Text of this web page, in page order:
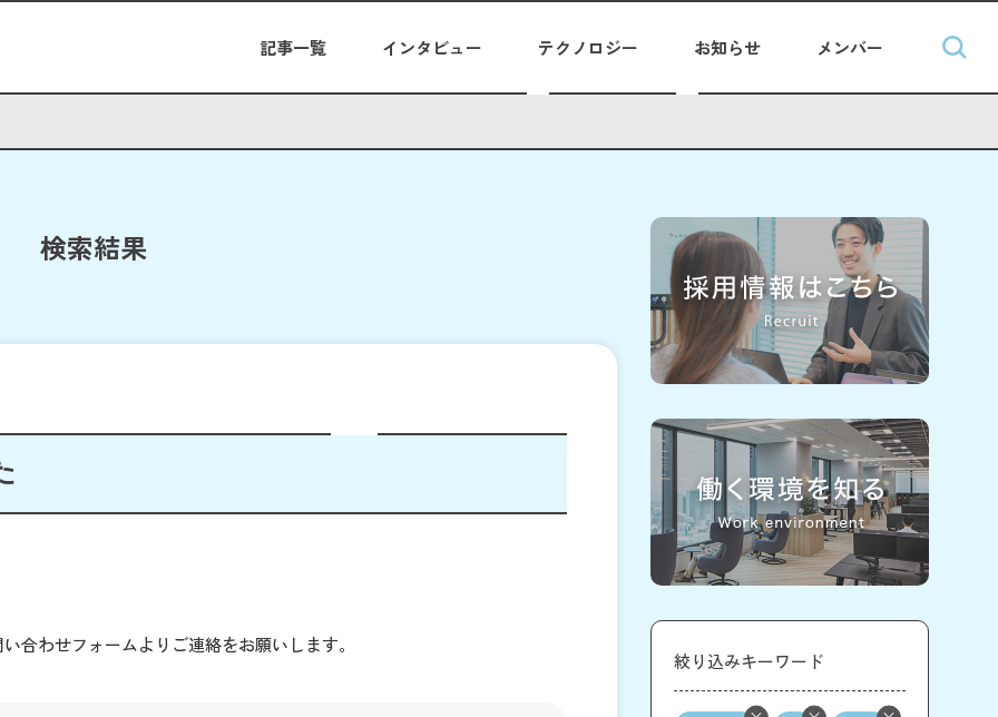
記事一覧 インタビュー テクノロジー お知らせ メンバー
検索結果
合わせフォームよりご連絡をお願いします。
絞り込みキーワード